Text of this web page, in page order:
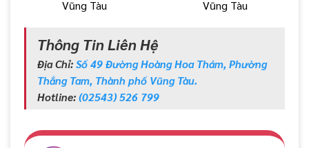
Vũng Tàu
Vũng Tàu
Thông Tin Liên Hệ
Địa Chỉ: Số 49 Đường Hoàng Hoa Thám, Phường
Thắng Tam, Thành phố Vũng Tàu.
Hotline: (02543) 526 799